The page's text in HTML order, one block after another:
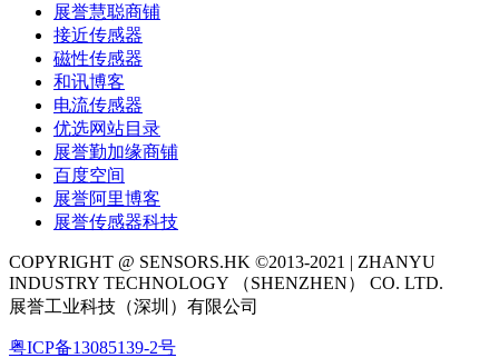
展誉慧聪商铺
接近传感器
磁性传感器
和讯博客
电流传感器
优选网站目录
展誉勤加缘商铺
百度空间
展誉阿里博客
展誉传感器科技
COPYRIGHT @ SENSORS.HK ©2013-2021 | ZHANYU
INDUSTRY TECHNOLOGY （SHENZHEN） CO. LTD.
展誉工业科技（深圳）有限公司
粤ICP备13085139-2号